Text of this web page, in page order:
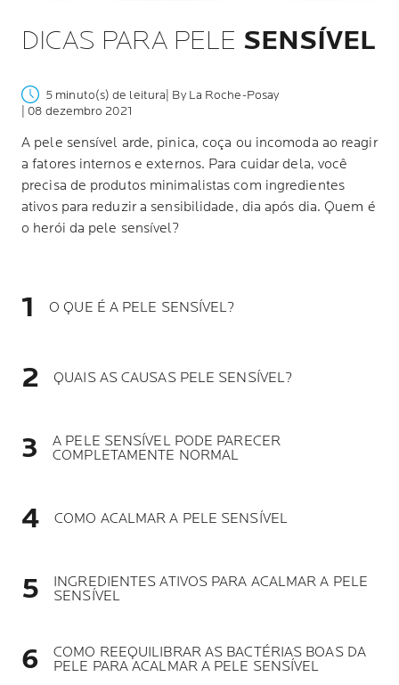
DICAS PARA PELE SENSÍVEL
5 minuto(s) de leitura | By La Roche-Posay
| 08 dezembro 2021
A pele sensível arde, pinica, coça ou incomoda ao reagir
a fatores internos e externos. Para cuidar dela, você
precisa de produtos minimalistas com ingredientes
ativos para reduzir a sensibilidade, dia após dia. Quem é
o herói da pele sensível?
O QUE É A PELE SENSÍVEL?
QUAIS AS CAUSAS PELE SENSÍVEL?
A PELE SENSÍVEL PODE PARECER
COMPLETAMENTE NORMAL
COMO ACALMAR A PELE SENSÍVEL
INGREDIENTES ATIVOS PARA ACALMAR A PELE
SENSÍVEL
COMO REEQUILIBRAR AS BACTÉRIAS BOAS DA
PELE PARA ACALMAR A PELE SENSÍVEL